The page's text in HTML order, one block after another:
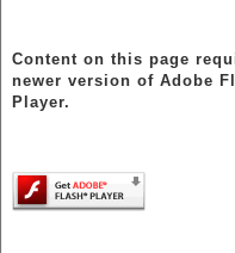
Content on this page
newer version of Adobe
Player.